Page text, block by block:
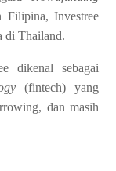
Filipina, Investree
di Thailand.
dikenal sebagai
(fintech) yang
dan masih